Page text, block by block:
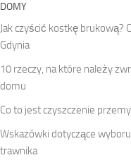
DOMY
Jak czyścić kostkę brukową?
Gdynia
10 rzeczy, na które należy
domu
Co to jest czyszczenie
Wskazówki dotyczące
trawnika